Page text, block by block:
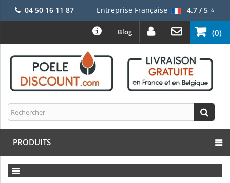
04 50 16 11 87 Entreprise Française 4.7 / 5⭐
(0)
Blog
PRODUITS